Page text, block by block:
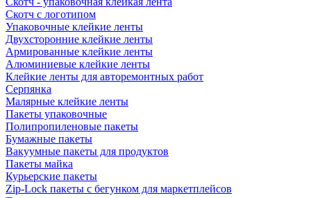
Скотч с логотипом
Упаковочные клейкие ленты
Двухсторонние клейкие ленты
Армированные клейкие ленты
Алюминиевые клейкие ленты
Клейкие ленты для авторемонтных работ
Серпянка
Малярные клейкие ленты
Пакеты упаковочные
Полипропиленовые пакеты
Бумажные пакеты
Вакуумные пакеты для продуктов
Пакеты майка
Курьерские пакеты
Zip-Lock пакеты с бегунком для маркетплейсов